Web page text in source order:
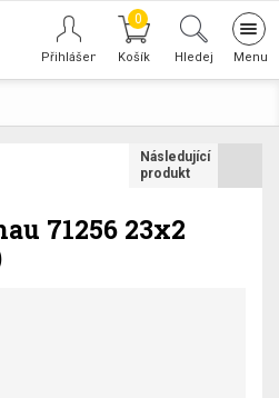
0
Hledej
Následující
produkt
71256 23x2